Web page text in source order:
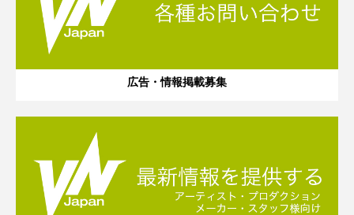
広告・情報掲載募集